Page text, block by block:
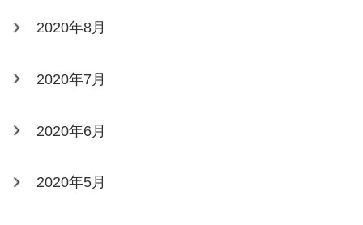
2020年8月
2020年7月
2020年6月
2020年5月